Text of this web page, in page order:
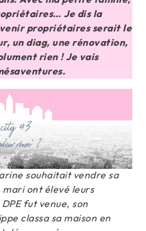
Je dis la
propriétaires serait le
un diag, une rénovation,
rien ! Je vais
souhaitait vendre sa
mari ont élevé leurs
fut venue, son
classa sa maison en